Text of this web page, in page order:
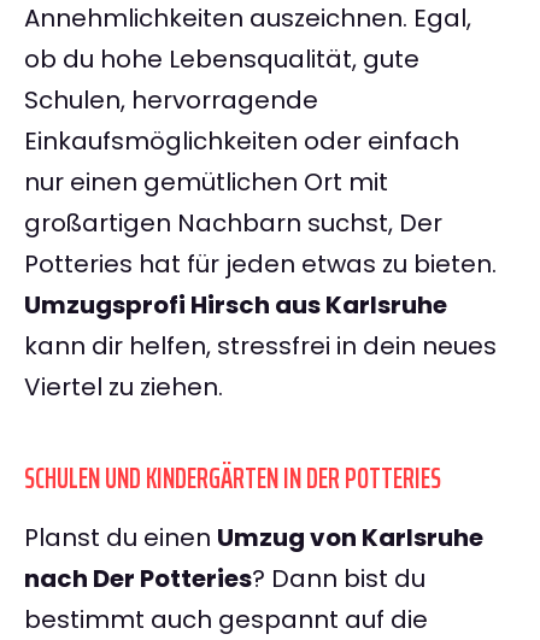
Annehmlichkeiten auszeichnen. Egal,
ob du hohe Lebensqualität, gute
Schulen, hervorragende
Einkaufsmöglichkeiten oder einfach
nur einen gemütlichen Ort mit
großartigen Nachbarn suchst, Der
Potteries hat für jeden etwas zu bieten.
Umzugsprofi Hirsch aus Karlsruhe
kann dir helfen, stressfrei in dein neues
Viertel zu ziehen.
SCHULEN UND KINDERGÄRTEN IN DER POTTERIES
Planst du einen Umzug von Karlsruhe
nach Der Potteries? Dann bist du
bestimmt auch gespannt auf die